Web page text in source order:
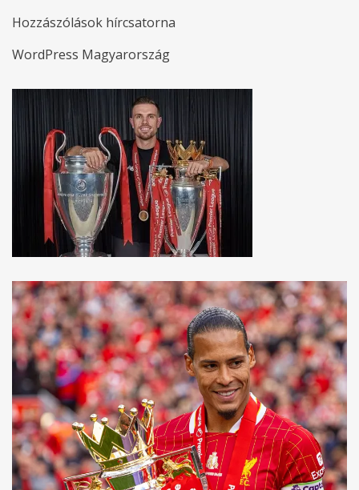
Hozzászólások hírcsatorna
WordPress Magyarország